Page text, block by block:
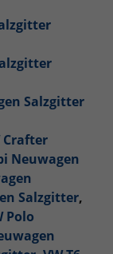
Salzgitter
Crafter
Neuwagen
Salzgitter,
Polo